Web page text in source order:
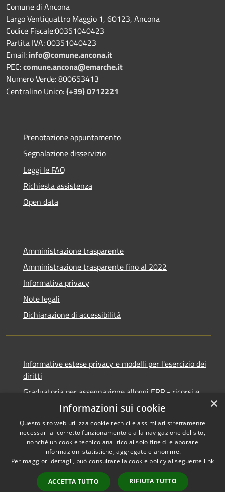
Comune di Ancona
Largo Ventiquattro Maggio 1, 60123, Ancona
Codice Fiscale:00351040423
Partita IVA: 00351040423
Email: info@comune.ancona.it
PEC:comune.ancona@emarche.it
Numero Verde: 800653413
Centralino Unico:(+39) 0712221
Prenotazione appuntamento
Segnalazione disservizio
Leggi le FAQ
Richiesta assistenza
Open data
Amministrazione trasparente
Amministrazione trasparente fino al 2022
Informativa privacy
Note legali
Dichiarazione di accessibilità
Informative estese privacy e modelli per l'esercizio dei
diritti
Graduatoria per assegnazione alloggi ERP - ricorsi e
Accessibilità
Copyright © 2026 • Comune di
Ancona • Powered by
Municipium•
Accesso
×
Informazioni sui cookie
Questo sito web utilizza cookie tecnici e assimilati strettamente
necessari al corretto funzionamento e alla navigazione del sito,
nonché un cookie tecnico analitico al solo fine di elaborare
informazioni statistiche, aggregate e anonime.
Per maggiori dettagli, può consultare la cookie policy al seguente link
ACCETTA TUTTO RIFIUTA TUTTO